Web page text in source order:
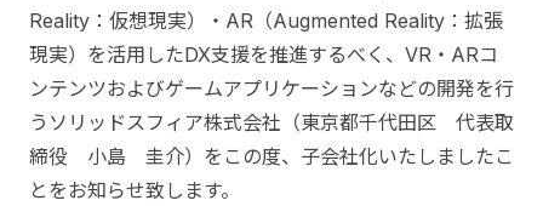
Reality：仮想現実）・AR（Augmented Reality：拡張
現実）を活用したDX支援を推進するべく、VR・ARコ
ンテンツおよびゲームアプリケーションなどの開発を行
うソリッドスフィア株式会社（東京都千代田区 代表取
締役 小島 圭介）をこの度、子会社化いたしましたこ
とをお知らせ致します。